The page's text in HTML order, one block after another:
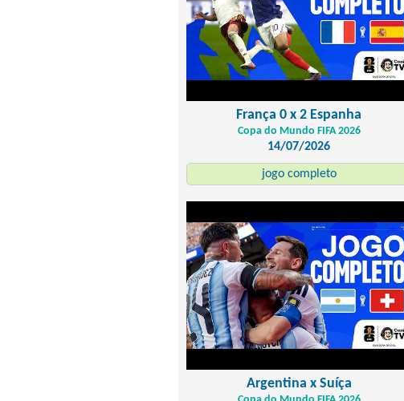
França 0 x 2 Espanha
Copa do Mundo FIFA 2026
14/07/2026
jogo completo
Argentina x Suíça